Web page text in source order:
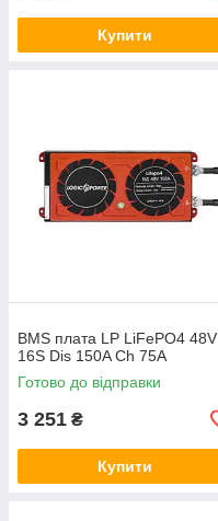
Купити
BMS плата LP LiFePO4 48V
16S Dis 150A Ch 75A
Готово до відправки
3 251 ₴
Купити